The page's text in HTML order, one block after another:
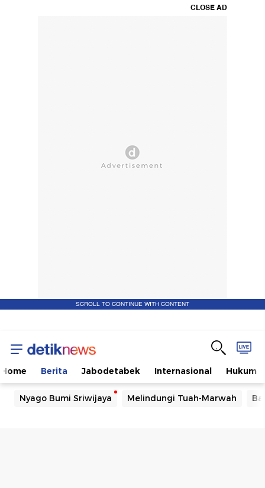
CLOSE AD
SCROLL TO CONTINUE WITH CONTENT
Home Berita Jabodetabek Internasional Hukum
Nyago Bumi Sriwijaya Melindungi Tuah-Marwah